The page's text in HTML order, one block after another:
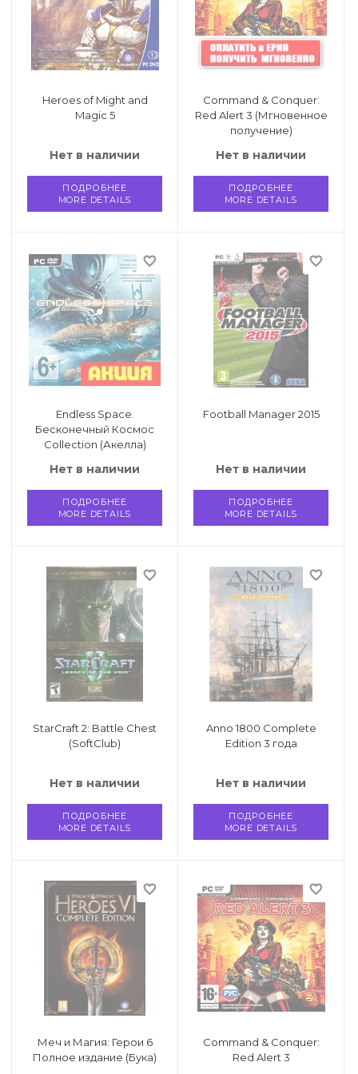
игры
книги
Heroes of Might and
Magic 5
Нет в наличии
ПОДРОБНЕЕ
MORE DETAILS
Command & Conquer:
Red Alert 3 (Мгновенное
получение)
Нет в наличии
ПОДРОБНЕЕ
MORE DETAILS
favorite_border
Endless Space.
Бесконечный Космос
Collection (Акелла)
Нет в наличии
ПОДРОБНЕЕ
MORE DETAILS
favorite_border
Football Manager 2015
Нет в наличии
ПОДРОБНЕЕ
MORE DETAILS
favorite_border
StarCraft 2: Battle Chest
(SoftClub)
Нет в наличии
ПОДРОБНЕЕ
MORE DETAILS
favorite_border
Anno 1800 Complete
Edition 3 года
Нет в наличии
ПОДРОБНЕЕ
MORE DETAILS
favorite_border
Меч и Магия: Герои 6
Полное издание (Бука)
favorite_border
Command & Conquer:
Red Alert 3